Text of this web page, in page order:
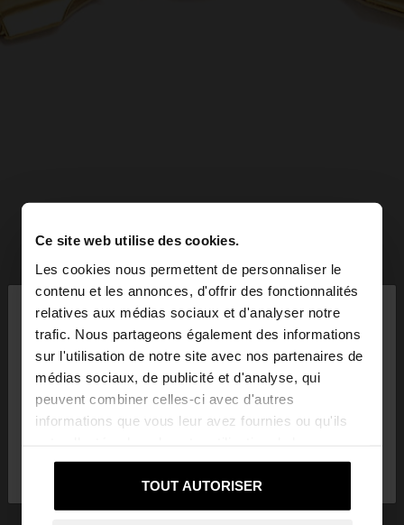
Ce site web utilise des cookies.
Les cookies nous permettent de personnaliser le
contenu et les annonces, d'offrir des fonctionnalités
relatives aux médias sociaux et d'analyser notre
trafic. Nous partageons également des informations
sur l'utilisation de notre site avec nos partenaires de
médias sociaux, de publicité et d'analyse, qui
peuvent combiner celles-ci avec d'autres
informations que vous leur avez fournies ou qu'ils
services.
TOUT AUTORISER
bonjour ×
Vous accédez au site depuis Luxembourg. Voulez-
vous parcourir notre site au United States?